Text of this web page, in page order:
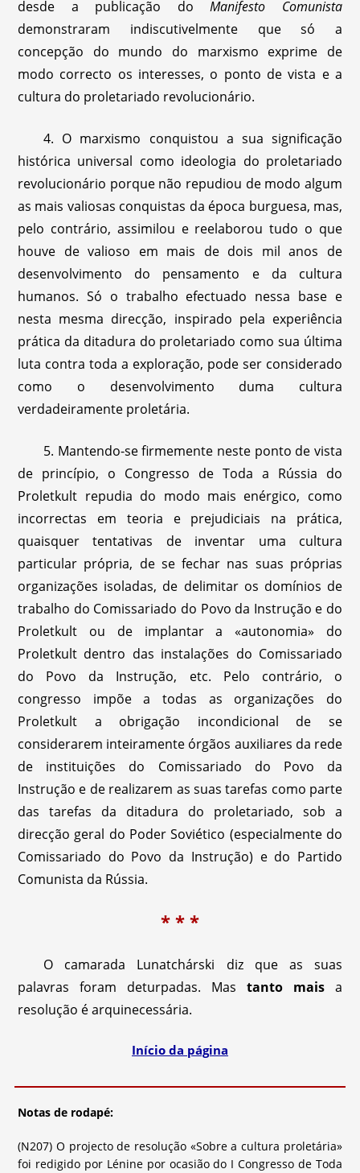
desde a publicação doManifesto Comunista
demonstraram indiscutivelmente que só a
concepção do mundo do marxismo exprime de
modo correcto os interesses, o ponto de vista e a
cultura do proletariado revolucionário.
4. O marxismo conquistou a sua significação
histórica universal como ideologia do proletariado
revolucionário porque não repudiou de modo algum
as mais valiosas conquistas da época burguesa, mas,
pelo contrário, assimilou e reelaborou tudo o que
houve de valioso em mais de dois mil anos de
desenvolvimento do pensamento e da cultura
humanos. Só o trabalho efectuado nessa base e
nesta mesma direcção, inspirado pela experiência
prática da ditadura do proletariado como sua última
luta contra toda a exploração, pode ser considerado
como o desenvolvimento duma cultura
verdadeiramente proletária.
5. Mantendo-se firmemente neste ponto de vista
de princípio, o Congresso de Toda a Rússia do
Proletkult repudia do modo mais enérgico, como
incorrectas em teoria e prejudiciais na prática,
quaisquer tentativas de inventar uma cultura
particular própria, de se fechar nas suas próprias
organizações isoladas, de delimitar os domínios de
trabalho do Comissariado do Povo da Instrução e do
Proletkult ou de implantar a «autonomia» do
Proletkult dentro das instalações do Comissariado
do Povo da Instrução, etc. Pelo contrário, o
congresso impõe a todas as organizações do
Proletkult a obrigação incondicional de se
considerarem inteiramente órgãos auxiliares da rede
de instituições do Comissariado do Povo da
Instrução e de realizarem as suas tarefas como parte
das tarefas da ditadura do proletariado, sob a
direcção geral do Poder Soviético (especialmente do
Comissariado do Povo da Instrução) e do Partido
Comunista da Rússia.
* * *
O camarada Lunatchárski diz que as suas
palavras foram deturpadas. Mas tanto mais a
resolução é arquinecessária.
Início da página
Notas de rodapé:
(N207) O projecto de resolução «Sobre a cultura proletária»
foi redigido por Lénine por ocasião do I Congresso de Toda